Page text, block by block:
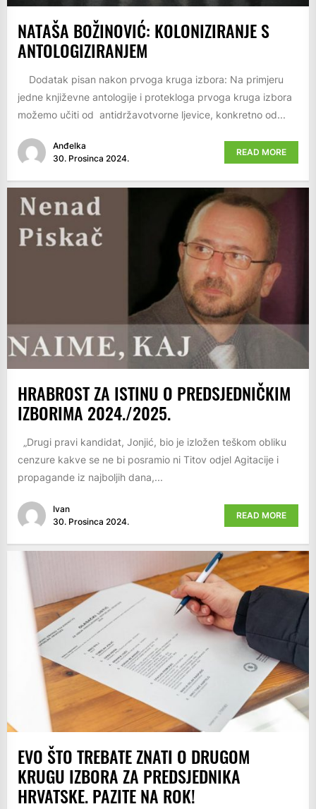
NATAŠA BOŽINOVIĆ: KOLONIZIRANJE S
ANTOLOGIZIRANJEM
Dodatak pisan nakon prvoga kruga izbora: Na primjeru
jedne književne antologije i protekloga prvoga kruga izbora
možemo učiti od antidržavotvorne ljevice, konkretno od...
Anđelka
30. Prosinca 2024.
READ MORE
HRABROST ZA ISTINU O PREDSJEDNIČKIM
IZBORIMA 2024./2025.
„Drugi pravi kandidat, Jonjić, bio je izložen teškom obliku
cenzure kakve se ne bi posramio ni Titov odjel Agitacije i
propagande iz najboljih dana,...
Ivan
30. Prosinca 2024.
READ MORE
EVO ŠTO TREBATE ZNATI O DRUGOM
KRUGU IZBORA ZA PREDSJEDNIKA
HRVATSKE. PAZITE NA ROK!